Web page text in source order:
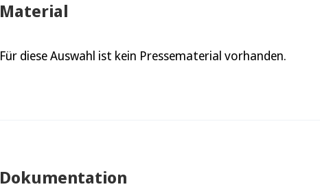
Material
Für diese Auswahl ist kein Pressematerial vorhanden.
Dokumentation